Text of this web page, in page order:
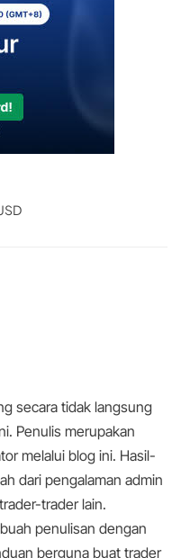
secara tidak langsung
Penulis merupakan
melalui blog ini. Hasil-
dari pengalaman admin
trader lain.
penulisan dengan
berguna buat trader